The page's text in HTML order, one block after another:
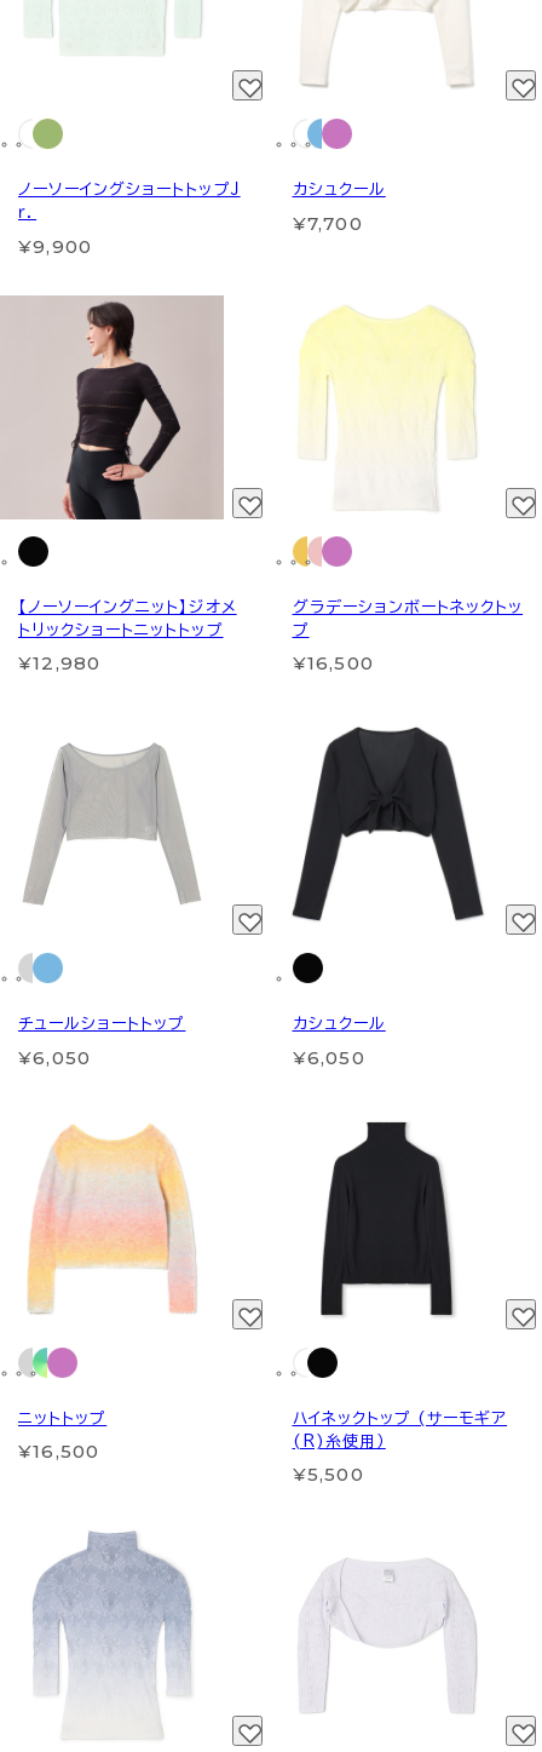
ノーソーイングショートトップＪ
ｒ．
¥9,900
カシュクール
¥7,700
【ノーソーイングニット】ジオメ
トリックショートニットトップ
¥12,980
グラデーションボートネックトッ
プ
¥16,500
チュールショートトップ
¥6,050
カシュクール
¥6,050
ニットトップ
¥16,500
ハイネックトップ (サーモギア
(R)糸使用）
¥5,500